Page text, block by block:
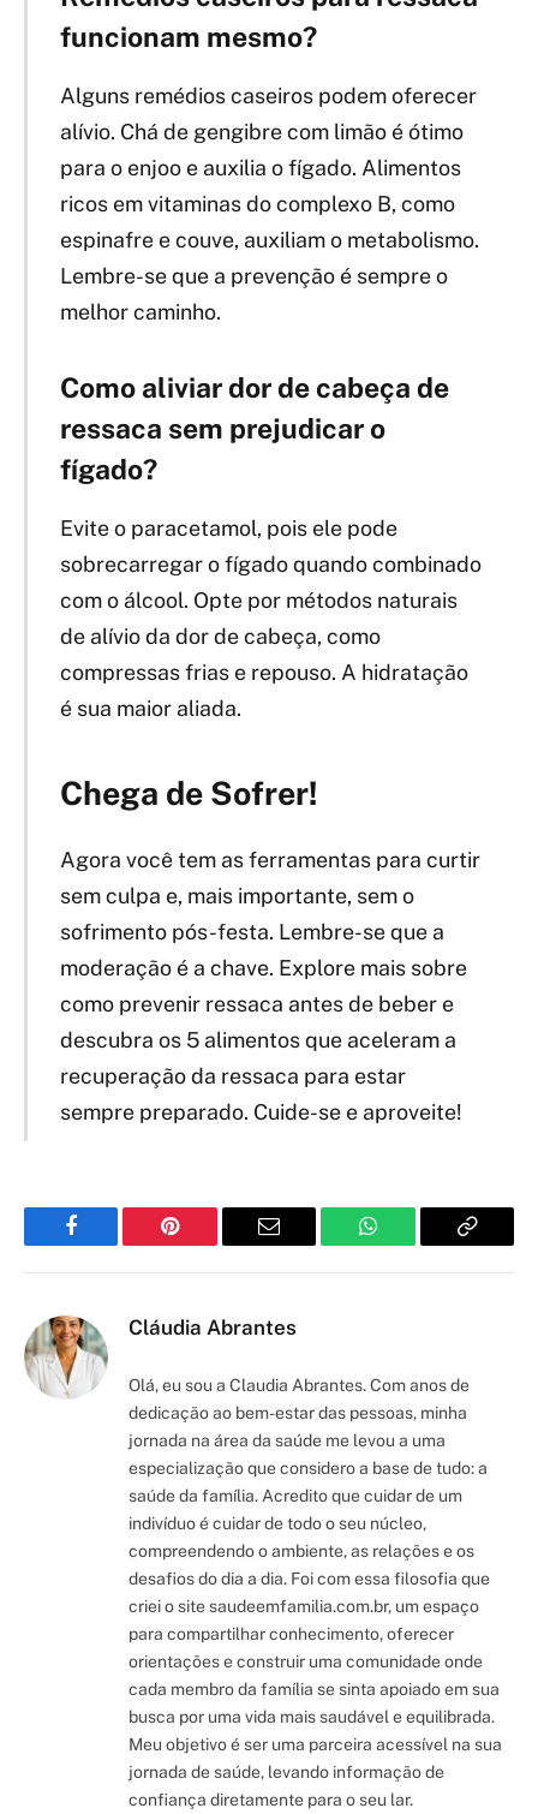
funcionam mesmo?
Alguns remédios caseiros podem oferecer
alívio. Chá de gengibre com limão é ótimo
para o enjoo e auxilia o fígado. Alimentos
ricos em vitaminas do complexo B, como
espinafre e couve, auxiliam o metabolismo.
Lembre-se que a prevenção é sempre o
melhor caminho.
Como aliviar dor de cabeça de
ressaca sem prejudicar o
fígado?
Evite o paracetamol, pois ele pode
sobrecarregar o fígado quando combinado
com o álcool. Opte por métodos naturais
de alívio da dor de cabeça, como
compressas frias e repouso. A hidratação
é sua maior aliada.
Chega de Sofrer!
Agora você tem as ferramentas para curtir
sem culpa e, mais importante, sem o
sofrimento pós-festa. Lembre-se que a
moderação é a chave. Explore mais sobre
como prevenir ressaca antes de beber e
descubra os 5 alimentos que aceleram a
recuperação da ressaca para estar
sempre preparado. Cuide-se e aproveite!
Facebook Pinterest Email WhatsApp Copy
Cláudia Abrantes
Olá, eu sou a Claudia Abrantes. Com anos de
dedicação ao bem-estar das pessoas, minha
jornada na área da saúde me levou a uma
especialização que considero a base de tudo: a
saúde da família. Acredito que cuidar de um
indivíduo é cuidar de todo o seu núcleo,
compreendendo o ambiente, as relações e os
desafios do dia a dia. Foi com essa filosofia que
criei o site saudeemfamilia.com.br, um espaço
para compartilhar conhecimento, oferecer
orientações e construir uma comunidade onde
cada membro da família se sinta apoiado em sua
busca por uma vida mais saudável e equilibrada.
Meu objetivo é ser uma parceira acessível na sua
jornada de saúde, levando informação de
confiança diretamente para o seu lar.